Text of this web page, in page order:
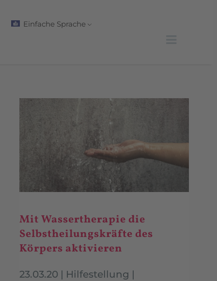
Einfache Sprache
Mit Wassertherapie die
Selbstheilungskräfte des
Körpers aktivieren
23.03.20 Hilfestellung